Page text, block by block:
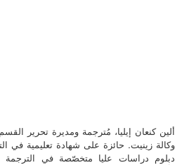
ألين كنعان إيليا، مُترجمة ومديرة تحرير
وكالة زينيت. حائزة على شهادة تعليمية في
دبلوم دراسات عليا متخصّصة في الترجمة